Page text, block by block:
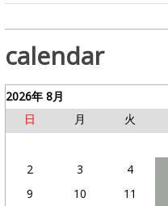
calendar
2026年 8月
日
月 火
2
3 4
9
10 11